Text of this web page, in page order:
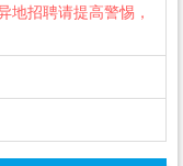
地招聘请提高警惕，